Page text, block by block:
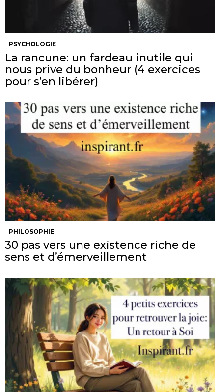
PSYCHOLOGIE
La rancune: un fardeau inutile qui
nous prive du bonheur (4 exercices
pour s’en libérer)
PHILOSOPHIE
30 pas vers une existence riche de
sens et d’émerveillement